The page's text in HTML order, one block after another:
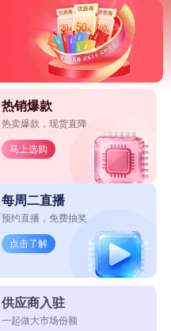
热销爆款
热卖爆款，现货直降
马上选购
每周二直播
预约直播，免费抽奖
点击了解
供应商入驻
一起做大市场份额